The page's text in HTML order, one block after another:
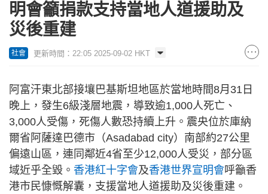
明會籲捐款支持當地人道援助及
災後重建
社會 更新時間：22:05 2025-09-02 HKT
阿富汗東北部接壤巴基斯坦地區於當地時間8月31日
晚上，發生6級淺層地震，導致逾1,000人死亡、
3,000人受傷，死傷人數恐持續上升。震央位於庫納
爾省阿薩達巴德市（Asadabad city）南部約27公里
偏遠山區，連同鄰近4省至少12,000人受災，部分區
域近乎全毀。 香港紅十字會及香港世界宣明會呼籲香
港市民慷慨解囊，支援當地人道援助及災後重建。